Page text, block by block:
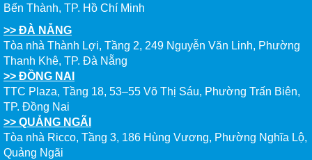
Ngày hội Du học tổng hợp 24/02/2024: Khám phá ngành học, cơ hội việc
làm và định cư
NGÀY HỘI DU HỌC CÁC NƯỚC 20/02/2024: ĐỊNH HƯỚNG NGHỀ
NGHIỆP - ĐỊNH VỊ TƯƠNG LAI
Bến Thành, TP. Hồ Chí Minh
>> ĐÀ NẴNG
Tòa nhà Thành Lợi, Tầng 2, 249 Nguyễn Văn Linh, Phường
Thanh Khê, TP. Đà Nẵng
>> ĐỒNG NAI
TTC Plaza, Tầng 18, 53–55 Võ Thị Sáu, Phường Trấn Biên,
TP. Đồng Nai
>> QUẢNG NGÃI
Tòa nhà Ricco, Tầng 3, 186 Hùng Vương, Phường Nghĩa Lộ,
Quảng Ngãi